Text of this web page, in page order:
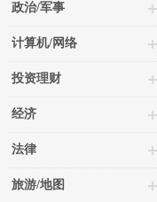
政治/军事
计算机/网络
投资理财
经济
法律
旅游/地图